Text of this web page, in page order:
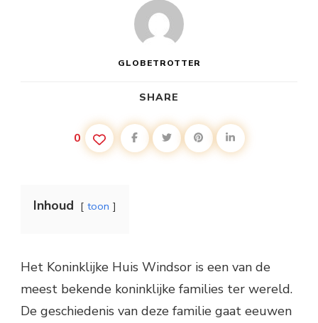
GLOBETROTTER
SHARE
0
Inhoud toon
Het Koninklijke Huis Windsor is een van de
meest bekende koninklijke families ter wereld.
De geschiedenis van deze familie gaat eeuwen